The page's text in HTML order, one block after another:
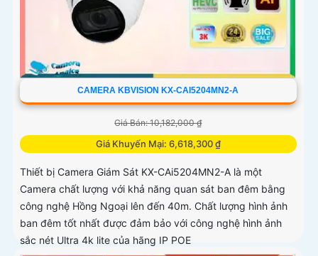
CAMERA KBVISION KX-CAI5204MN2-A
Giá Bán: 10,182,000 ₫
Giá Khuyến Mại: 6,618,300 ₫
Thiết bị Camera Giám Sát KX-CAi5204MN2-A là một
Camera chất lượng với khả năng quan sát ban đêm bằng
công nghệ Hồng Ngoại lên đến 40m. Chất lượng hình ảnh
ban đêm tốt nhất được đảm bảo với công nghệ hình ảnh
sắc nét Ultra 4k lite của hãng IP POE